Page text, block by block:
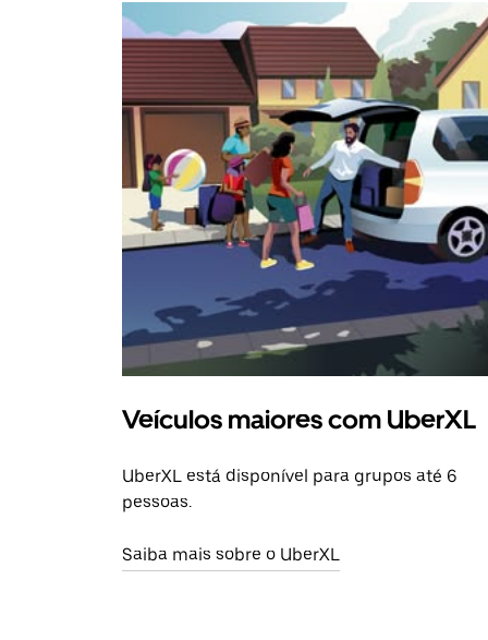
Veículos maiores com UberXL
UberXL está disponível para grupos até 6
pessoas.
Saiba mais sobre o UberXL